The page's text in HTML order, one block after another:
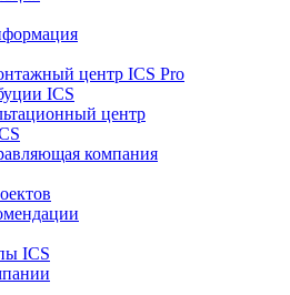
центр ICS Pro
ICS
центр
компания
ICS